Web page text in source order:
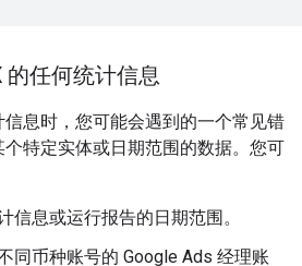
的任何统计信息
息时，您可能会遇到的一个常见错
特定实体或日期范围的数据。您可
信息或运行报告的日期范围。
同币种账号的 Google Ads 经理账